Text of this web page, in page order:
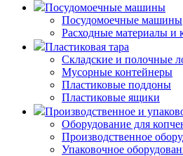
Посудомоечные машины
Посудомоечные машины
Расходные материалы и
Пластиковая тара
Складские и полочные
Мусорные контейнеры
Пластиковые поддоны
Пластиковые ящики
Производственное и
Оборудование для
Производственное
Упаковочное